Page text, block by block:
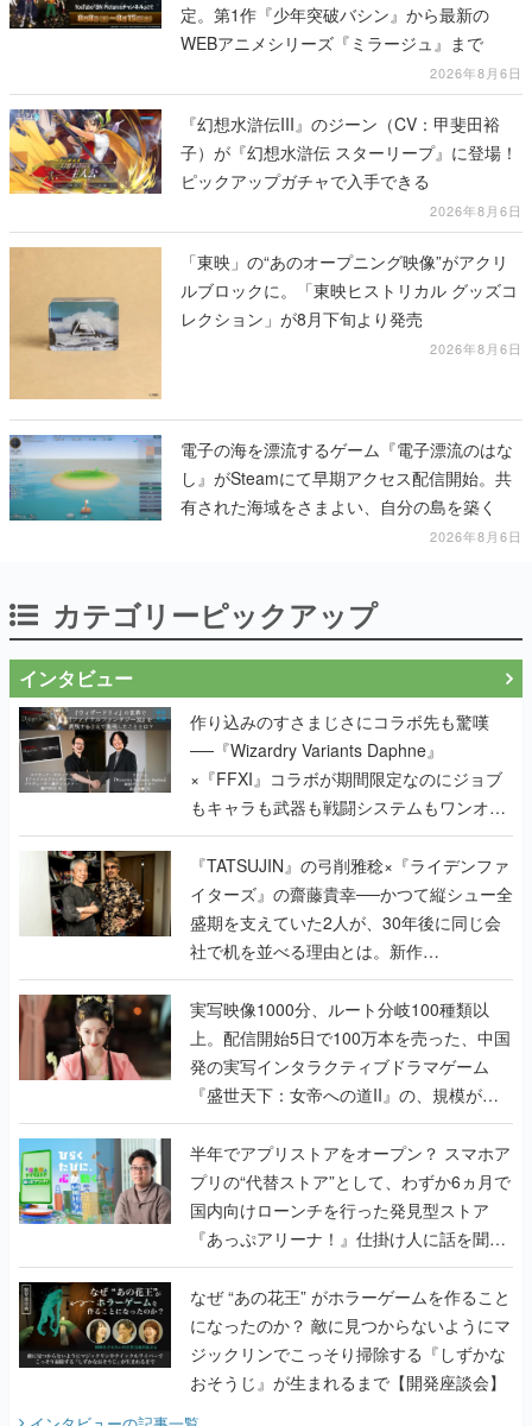
定。第1作『少年突破バシン』から最新の
WEBアニメシリーズ『ミラージュ』まで
2026年8月6日
『幻想水滸伝III』のジーン（CV：甲斐田裕
子）が『幻想水滸伝 スターリープ』に登場！
ピックアップガチャで入手できる
2026年8月6日
「東映」の“あのオープニング映像”がアクリ
ルブロックに。「東映ヒストリカル グッズコ
レクション」が8月下旬より発売
2026年8月6日
電子の海を漂流するゲーム『電子漂流のはな
し』がSteamにて早期アクセス配信開始。共
有された海域をさまよい、自分の島を築く
2026年8月6日
カテゴリーピックアップ
インタビュー
作り込みのすさまじさにコラボ先も驚嘆
──『Wizardry Variants Daphne』
×『FFXI』コラボが期間限定なのにジョブ
もキャラも武器も戦闘システムもワンオフ
で作り込まれた理由を両ディレクターに聞
く
『TATSUJIN』の弓削雅稔×『ライデンファ
イターズ』の齋藤貴幸──かつて縦シュー全
盛期を支えていた2人が、30年後に同じ会
社で机を並べる理由とは。新作
『TATSUJIN EXTREME』で初タッグを組
んだレジェンド2人に訊く開発秘話
実写映像1000分、ルート分岐100種類以
上。配信開始5日で100万本を売った、中国
発の実写インタラクティブドラマゲーム
『盛世天下：女帝への道II』の、規模が違
うこだわりをプロデューサーに聞いた
半年でアプリストアをオープン？ スマホア
プリの“代替ストア”として、わずか6ヵ月で
国内向けローンチを行った発見型ストア
『あっぷアリーナ！』仕掛け人に話を聞い
てみた
なぜ “あの花王” がホラーゲームを作ること
になったのか？ 敵に見つからないようにマ
ジックリンでこっそり掃除する『しずかな
おそうじ』が生まれるまで【開発座談会】